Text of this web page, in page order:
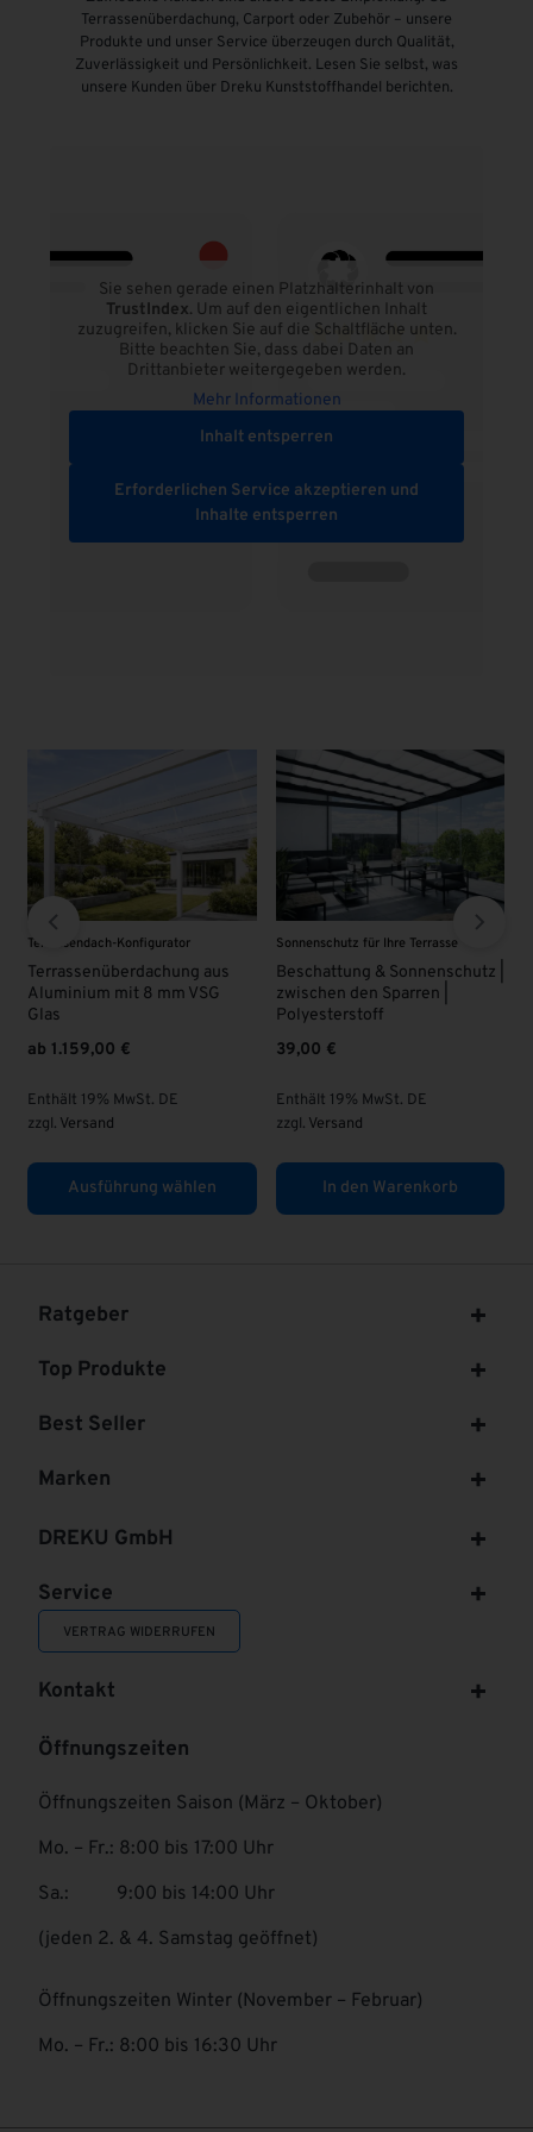
Terrassenüberdachung, Carport oder Zubehör – unsere
Produkte und unser Service überzeugen durch Qualität,
Zuverlässigkeit und Persönlichkeit. Lesen Sie selbst, was
unsere Kunden über Dreku Kunststoffhandel berichten.
Sie sehen gerade einen Platzhalterinhalt von
TrustIndex. Um auf den eigentlichen Inhalt
zuzugreifen, klicken Sie auf die Schaltfläche unten.
Bitte beachten Sie, dass dabei Daten an
Drittanbieter weitergegeben werden.
Mehr Informationen
Inhalt entsperren
Erforderlichen Service akzeptieren und
Inhalte entsperren
Terrassendach-Konfigurator
Terrassenüberdachung aus
Aluminium mit 8 mm VSG
Glas
ab 1.159,00 €
Enthält 19% MwSt. DE
zzgl. Versand
Ausführung wählen
Sonnenschutz für Ihre Terrasse
Beschattung & Sonnenschutz |
zwischen den Sparren |
Polyesterstoff
39,00 €
Enthält 19% MwSt. DE
zzgl. Versand
In den Warenkorb
Ratgeber
Top Produkte
Best Seller
Marken
DREKU GmbH
Service
VERTRAG WIDERRUFEN
Kontakt
Öffnungszeiten
Öffnungszeiten Saison (März – Oktober)
Mo. – Fr.: 8:00 bis 17:00 Uhr
Sa.: 9:00 bis 14:00 Uhr
(jeden 2. & 4. Samstag geöffnet)
Öffnungszeiten Winter (November – Februar)
Mo. – Fr.: 8:00 bis 16:30 Uhr